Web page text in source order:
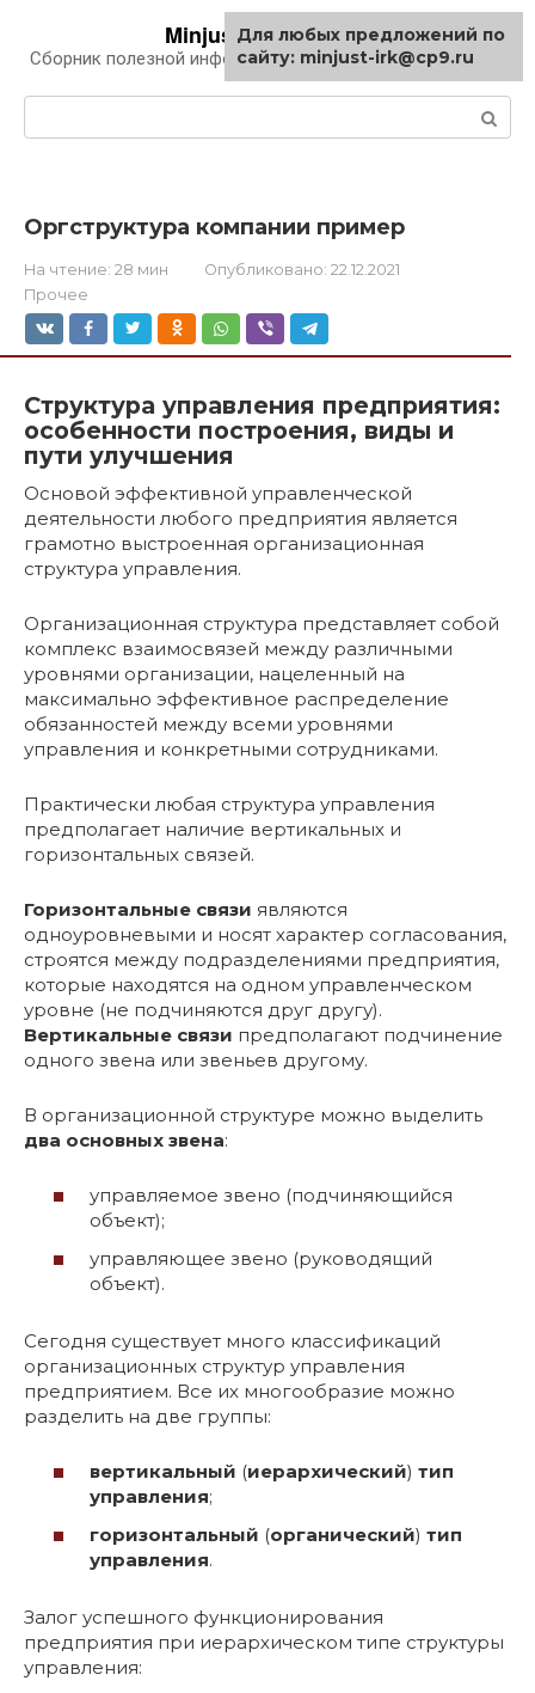
контенту
Minjust-irk.ru
Сборник полезной информации про автомобили
Оргструктура компании пример
На чтение: 28 мин Опубликовано: 22.12.2021
Прочее
Структура управления предприятия:
особенности построения, виды и
пути улучшения
Основой эффективной управленческой
деятельности любого предприятия является
грамотно выстроенная организационная
структура управления.
Организационная структура представляет собой
комплекс взаимосвязей между различными
уровнями организации, нацеленный на
максимально эффективное распределение
обязанностей между всеми уровнями
управления и конкретными сотрудниками.
Практически любая структура управления
предполагает наличие вертикальных и
горизонтальных связей.
Горизонтальные связи являются
одноуровневыми и носят характер согласования,
строятся между подразделениями предприятия,
которые находятся на одном управленческом
уровне (не подчиняются друг другу).
Вертикальные связи предполагают подчинение
одного звена или звеньев другому.
В организационной структуре можно выделить
два основных звена:
управляемое звено (подчиняющийся
объект);
управляющее звено (руководящий
объект).
Сегодня существует много классификаций
организационных структур управления
предприятием. Все их многообразие можно
разделить на две группы:
вертикальный (иерархический) тип
управления;
горизонтальный (органический) тип
управления.
Залог успешного функционирования
предприятия при иерархическом типе структуры
управления:
Для любых предложений по
сайту: minjust-irk@cp9.ru